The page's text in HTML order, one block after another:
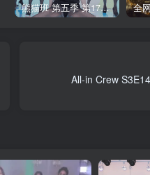
熊猫班 第五季 第17期 最终职级赛&完结
All-in Crew